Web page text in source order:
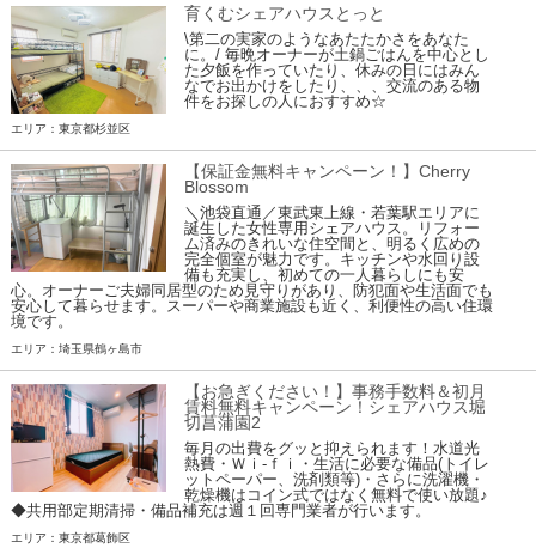
育くむシェアハウスとっと
\第二の実家のようなあたたかさをあなた
に。/ 毎晩オーナーが土鍋ごはんを中心とし
た夕飯を作っていたり、休みの日にはみん
なでお出かけをしたり、、、交流のある物
件をお探しの人におすすめ☆
エリア：東京都杉並区
【保証金無料キャンペーン！】Cherry
Blossom
＼池袋直通／東武東上線・若葉駅エリアに
誕生した女性専用シェアハウス。リフォー
ム済みのきれいな住空間と、明るく広めの
完全個室が魅力です。キッチンや水回り設
備も充実し、初めての一人暮らしにも安
心。オーナーご夫婦同居型のため見守りがあり、防犯面や生活面でも
安心して暮らせます。スーパーや商業施設も近く、利便性の高い住環
境です。
エリア：埼玉県鶴ヶ島市
【お急ぎください！】事務手数料＆初月
賃料無料キャンペーン！シェアハウス堀
切菖蒲園2
毎月の出費をグッと抑えられます！水道光
熱費・Ｗｉ-ｆｉ・生活に必要な備品(トイレ
ットペーパー、洗剤類等)・さらに洗濯機・
乾燥機はコイン式ではなく無料で使い放題♪
◆共用部定期清掃・備品補充は週１回専門業者が行います。
エリア：東京都葛飾区